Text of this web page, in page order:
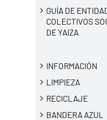
GUÍA DE
COLECTIVOS
DE YAIZA
INFORMACIÓN
LIMPIEZA
RECICLAJE
BANDERA AZUL